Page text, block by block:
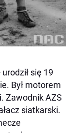
urodził się 19
Był motorem
Zawodnik AZS
siatkarski.